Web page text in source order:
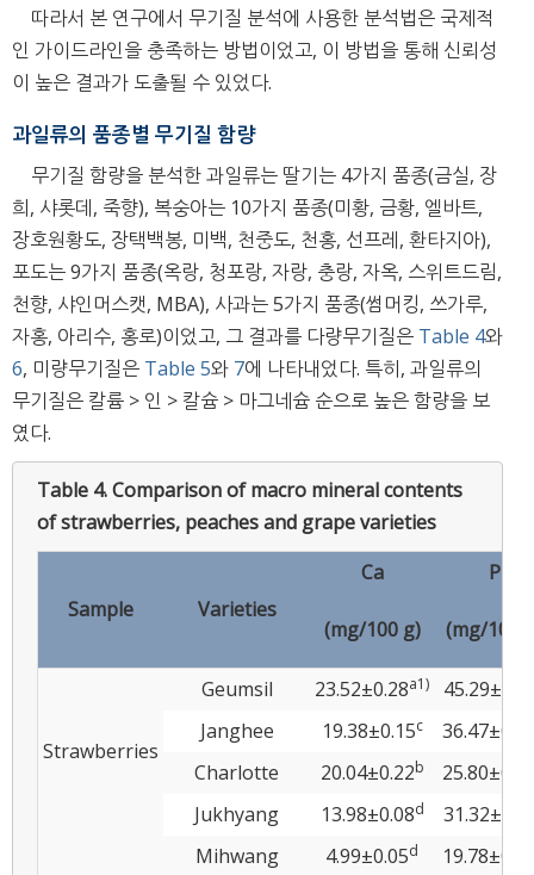
따라서 본 연구에서 무기질 분석에 사용한 분석법은 국제적
인 가이드라인을 충족하는 방법이었고, 이 방법을 통해 신뢰성
이 높은 결과가 도출될 수 있었다.
과일류의 품종별 무기질 함량
무기질 함량을 분석한 과일류는 딸기는 4가지 품종(금실, 장
희, 샤롯데, 죽향), 복숭아는 10가지 품종(미황, 금황, 엘바트,
장호원황도, 장택백봉, 미백, 천중도, 천홍, 선프레, 환타지아),
포도는 9가지 품종(옥랑, 청포랑, 자랑, 충랑, 자옥, 스위트드림,
천향, 샤인머스캣, MBA), 사과는 5가지 품종(썸머킹, 쓰가루,
자홍, 아리수, 홍로)이었고, 그 결과를 다량무기질은 Table 4와
6, 미량무기질은 Table 5와 7에 나타내었다. 특히, 과일류의
무기질은 칼륨 > 인 > 칼슘 > 마그네슘 순으로 높은 함량을 보
였다.
Table 4.Comparison of macro mineral contents
of strawberries, peaches and grape varieties
Sample Varieties
Ca P
(mg/100 g) (mg/100
Strawberries
Geumsil 23.52±0.28a1)
Janghee
19.38±0.15c
Charlotte
20.04±0.22b
Jukhyang
13.98±0.08d
Mihwang 4.99±0.05d